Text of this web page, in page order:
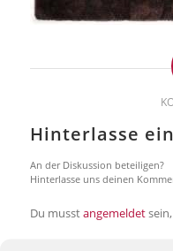
Hinterlasse
An der Diskussion beteiligen?
Hinterlasse uns deinen
Du musstangemeldet